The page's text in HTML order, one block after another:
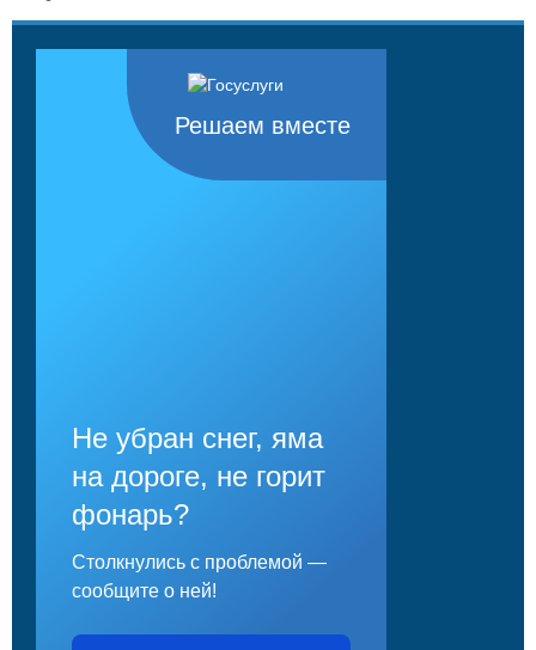
Решаем вместе
Не убран снег, яма
на дороге, не горит
фонарь?
Столкнулись с проблемой —
сообщите о ней!